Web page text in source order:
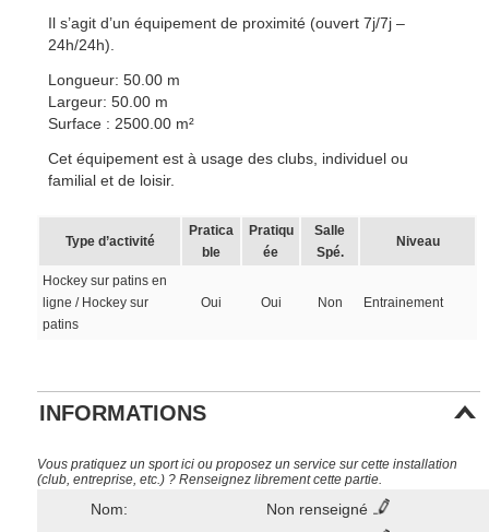
Il s’agit d’un équipement de proximité (ouvert 7j/7j –
24h/24h).
Longueur: 50.00 m
Largeur: 50.00 m
Surface : 2500.00 m²
Cet équipement est à usage des clubs, individuel ou
familial et de loisir.
Type d’activité
Pratica
ble
Pratiqu
ée
Salle
Spé.
Niveau
Hockey sur patins en
ligne / Hockey sur
patins
Oui Oui Non Entrainement
INFORMATIONS
Vous pratiquez un sport ici ou proposez un service sur cette installation
(club, entreprise, etc.) ? Renseignez librement cette partie.
Nom:
Non renseigné